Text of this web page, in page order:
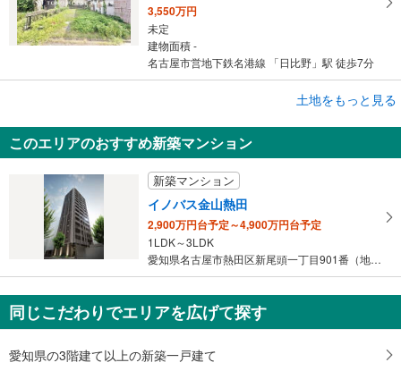
3,550万円
未定
建物面積 -
名古屋市営地下鉄名港線 「日比野」駅 徒歩7分
名古屋市熱田区夜寒町
未定
建物面積 -
名古屋市営地下鉄名城線 「西高蔵」駅 徒歩5分
土地をもっと見る
このエリアのおすすめ新築マンション
新築マンション
イノバス金山熱田
2,900万円台予定～4,900万円台予定
1LDK～3LDK
愛知県名古屋市熱田区新尾頭一丁目901番（地番）
同じこだわりでエリアを広げて探す
愛知県の3階建て以上の新築一戸建て